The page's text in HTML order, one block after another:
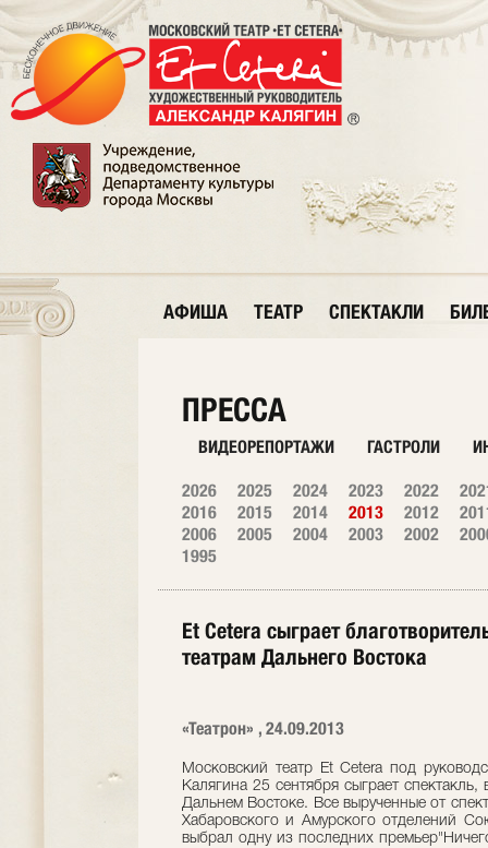
АФИША ТЕАТР СПЕКТАКЛИ
ПРЕССА
ВИДЕОРЕПОРТАЖИ ГАСТРОЛИ
2026 2025 2024 2023 2022
2016
2015 2014 2013 2012
2006
2005 2004 2003 2002
1995
Et Cetera сыграет
театрам Дальнего Востока
«Театрон» , 24.09.2013
Московский театр Et Cetera под
Калягина 25 сентября сыграет
Дальнем Востоке. Все вырученные от
Хабаровского и Амурского отделений
выбрал одну из последних